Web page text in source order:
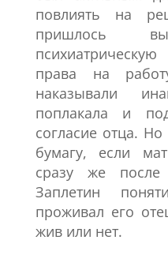
повлиять на
пришлось
права на
наказывали
поплакала и
согласие отца.
бумагу, если
сразу же
Заплетин
проживал его
жив или нет.